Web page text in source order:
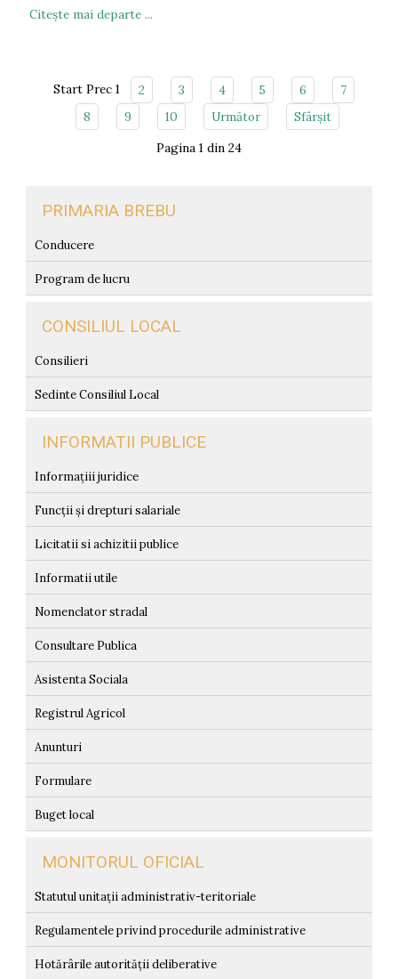
Citeşte mai departe ...
Start Prec 1 2 3 4 5 6
7
8
9 10 Următor
Sfârșit
Pagina 1 din 24
PRIMARIA BREBU
Conducere
Program de lucru
CONSILIUL LOCAL
Consilieri
Sedinte Consiliul Local
INFORMATII PUBLICE
Informațiii juridice
Funcții și drepturi salariale
Licitatii si achizitii publice
Informatii utile
Nomenclator stradal
Consultare Publica
Asistenta Sociala
Registrul Agricol
Anunturi
Formulare
Buget local
MONITORUL OFICIAL
Statutul unitații administrativ-teritoriale
Regulamentele privind procedurile administrative
Hotărârile autorității deliberative